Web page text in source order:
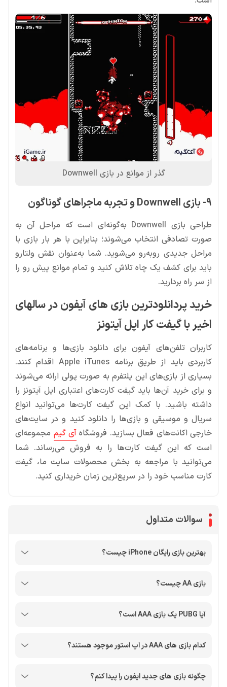
گذر از موانع در بازی Downwell
9- بازی Downwell و تجربه ماجراهای گوناگون
طراحی بازی Downwell به‌گونه‌ای است که مراحل آن به
صورت تصادفی انتخاب می‌شوند؛ بنابراین با هر بار بازی با
مراحل جدیدی روبه‌رو می‌شوید. شما به‌عنوان نقش ولتارو
باید برای کشف یک چاه تلاش کنید و تمام موانع پیش رو را
از سر راه بردارید.
خرید پردانلودترین بازی های آیفون در سالهای
اخیر با گیفت کار اپل آیتونز
کاربران تلفن‌های آیفون برای دانلود بازی‌ها و برنامه‌های
کاربردی باید از طریق برنامه Apple iTunes اقدام کنند.
بسیاری از بازی‌های این پلتفرم به صورت پولی ارائه می‌شوند
و برای خرید آن‌ها باید گیفت کارت‌های اعتباری اپل آیتونز را
داشته باشید. با کمک این گیفت کارت‌ها می‌توانید انواع
سریال و موسیقی و بازی‌ها را دانلود کنید و در سایت‌های
خارجی اکانت‌‌های فعال بسازید. فروشگاهآی گیم مجموعه‌ای
است که این گیفت کارت‌ها را به فروش می‌رساند. شما
می‌‌توانید با مراجعه به بخش محصولات سایت ما، گیفت
کارت مناسب خود را در سریع‌ترین زمان خریداری کنید.
سوالات متداول
بهترین بازی رایگان iPhone چیست؟
بازی AA چیست؟
آیا PUBG یک بازی AAA است؟
کدام بازی های AAA در اپ استور موجود هستند؟
چگونه بازی های جدید ایفون را پیدا کنم؟